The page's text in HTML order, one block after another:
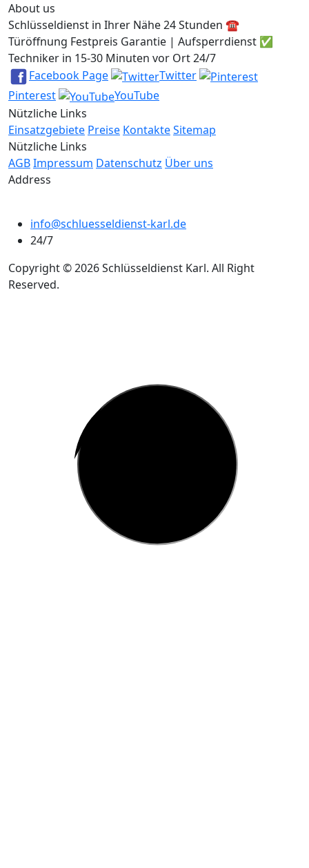
About us
Schlüsseldienst in Ihrer Nähe 24 Stunden ☎️
Türöffnung Festpreis Garantie | Aufsperrdienst ✅
Techniker in 15-30 Minuten vor Ort 24/7
Facebook Page
Twitter
Pinterest
YouTube
Nützliche Links
Einsatzgebiete Preise KontakteSitemap
Nützliche Links
AGBImpressum Datenschutz Über uns
Address
info@schluesseldienst-karl.de
24/7
Copyright © 2026 Schlüsseldienst Karl. All Right
Reserved.